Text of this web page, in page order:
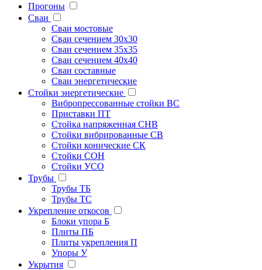
Прогоны
Сваи
Сваи мостовые
Сваи сечением 30х30
Сваи сечением 35х35
Сваи сечением 40х40
Сваи составные
Сваи энергетические
Стойки энергетические
Вибропрессованные стойки ВС
Приставки ПТ
Стойка напряженная СНВ
Стойки вибрированные СВ
Стойки конические СК
Стойки СОН
Стойки УСО
Трубы
Трубы ТБ
Трубы ТС
Укрепление откосов
Блоки упора Б
Плиты ПБ
Плиты укрепления П
Упоры У
Укрытия